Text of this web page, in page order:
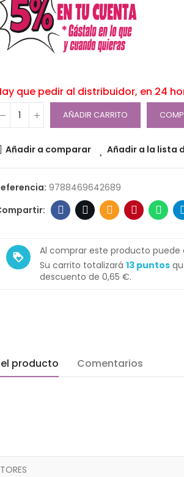
que pedir al distribuidor, en 24
AÑADIR CARRITO
Añadir a comparar Añadir a la lista
9788469642689
loyalty
Al comprar este producto puede
Su carrito totalizará 13 puntos
descuento de 0,65 €.
producto Comentarios